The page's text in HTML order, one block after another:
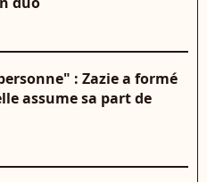
: Zazie a formé
assume sa part de